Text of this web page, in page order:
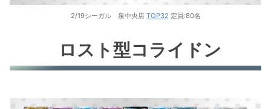
2/19シーガル 泉中央店 TOP32 定員:80名
ロスト型コライドン